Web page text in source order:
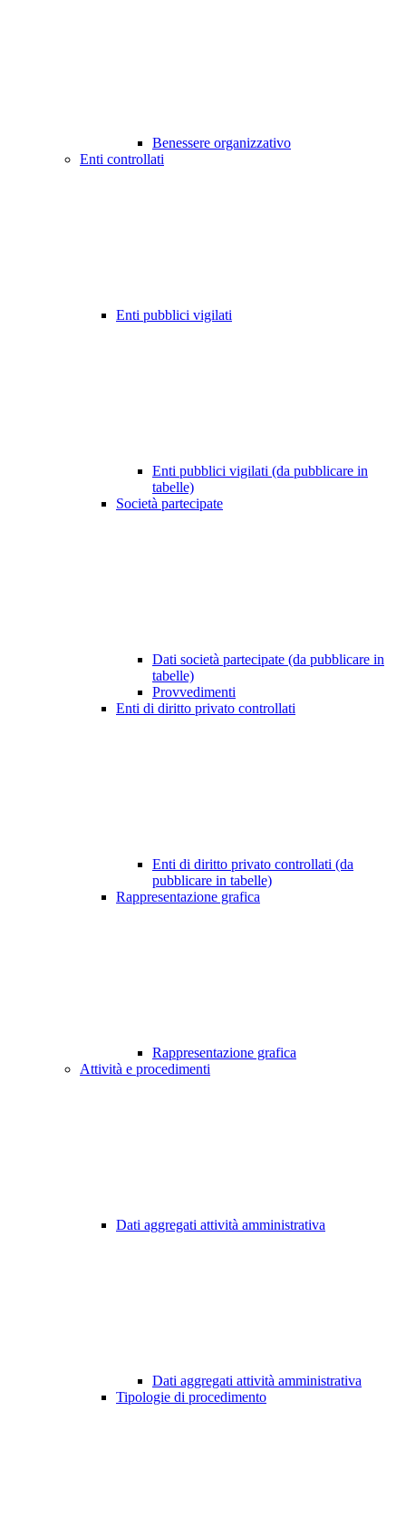
Benessere organizzativo
Enti controllati
Enti pubblici vigilati
Enti pubblici vigilati (da pubblicare in
tabelle)
Società partecipate
Dati società partecipate (da pubblicare in
tabelle)
Provvedimenti
Enti di diritto privato controllati
Enti di diritto privato controllati (da
pubblicare in tabelle)
Rappresentazione grafica
Rappresentazione grafica
Attività e procedimenti
Dati aggregati attività amministrativa
Dati aggregati attività amministrativa
Tipologie di procedimento